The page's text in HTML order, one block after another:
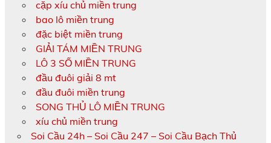
cặp xíu chủ miền trung
bao lô miền trung
đặc biệt miền trung
GIẢI TÁM MIỀN TRUNG
LÔ 3 SỐ MIỀN TRUNG
đầu đuôi giải 8 mt
đầu đuôi miền trung
SONG THỦ LÔ MIỀN TRUNG
xíu chủ miền trung
Soi Cầu 24h – Soi Cầu 247 – Soi Cầu Bạch Thủ